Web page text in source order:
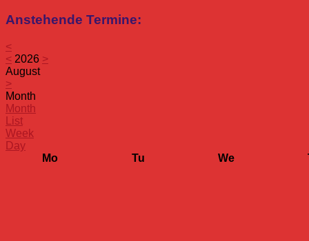
Anstehende Termine:
<
< 2026 >
August
>
Month
Month
List
Week
Day
Mo
Tu We